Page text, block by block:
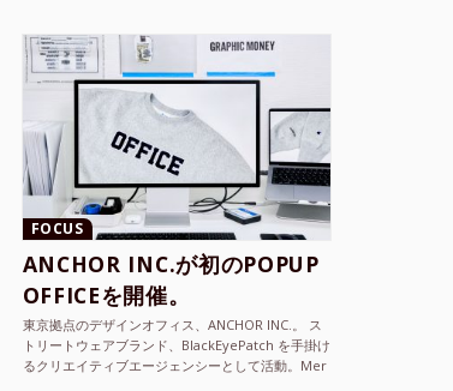
FOCUS
ANCHOR INC.が初のPOPUP
OFFICEを開催。
東京拠点のデザインオフィス、ANCHOR INC.。 ス
トリートウェアブランド、BlackEyePatch を手掛け
るクリエイティブエージェンシーとして活動。Mer